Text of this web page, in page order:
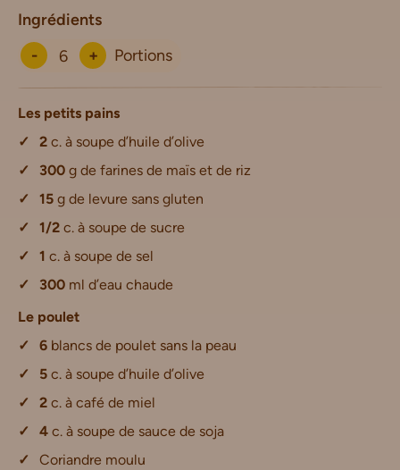
Ingrédients
-
+ Portions
Les petits pains
2 c. à soupe d’huile d’olive
300 g de farines de maïs et de riz
15 g de levure sans gluten
1/2 c. à soupe de sucre
1 c. à soupe de sel
300 ml d’eau chaude
Le poulet
6 blancs de poulet sans la peau
5 c. à soupe d’huile d’olive
2 c. à café de miel
4 c. à soupe de sauce de soja
Coriandre moulu